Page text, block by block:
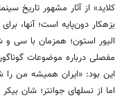
کلاید» از آثار مشهور تاریخ
بزهکار دون‌پایه است؛ آنها،
الیور استون؛ همزمان با سی
مفصلی درباره موضوعات
این بود: «ایران همیشه من